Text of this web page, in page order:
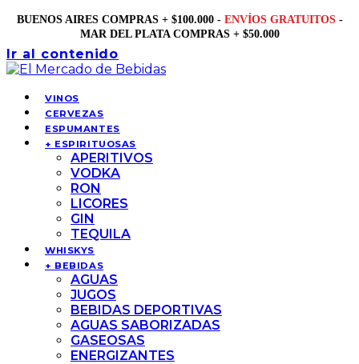
BUENOS AIRES COMPRAS + $100.000 - ENVÍOS GRATUITOS -
MAR DEL PLATA COMPRAS + $50.000
Ir al contenido
VINOS
CERVEZAS
ESPUMANTES
+ ESPIRITUOSAS
APERITIVOS
VODKA
RON
LICORES
GIN
TEQUILA
WHISKYS
+ BEBIDAS
AGUAS
JUGOS
BEBIDAS DEPORTIVAS
AGUAS SABORIZADAS
GASEOSAS
ENERGIZANTES